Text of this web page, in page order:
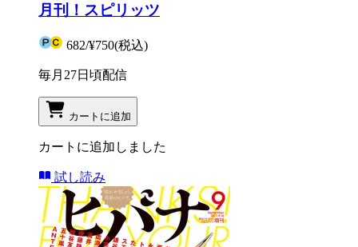
月刊！スピリッツ
682/¥750(税込)
毎月27日頃配信
カートに追加
カートに追加しました
試し読み